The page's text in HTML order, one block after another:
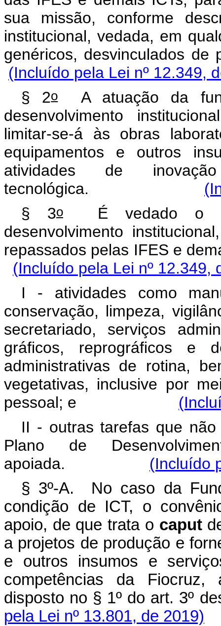
sua missão, conforme
institucional, vedada, em
genéricos,
(Incluído pela Lei nº 12.349,
§ 2oA atuação da
desenvolvimento
limitar-se-á às obras
equipamentos e outros
atividades de
tecnológica.
§ 3o É vedado o
desenvolvimento
repassados pelas IFES e
(Incluído pela Lei nº 12.349,
I - atividades como
conservação, limpeza,
secretariado, serviços
gráficos, reprográficos e
administrativas de rotina,
vegetativas, inclusive por
pessoal; e
II - outras tarefas que
Plano de
apoiada. (Incluído
§ 3º-A. No caso da
condição de ICT, o
apoio, de que trata o caput
a projetos de produção e
e outros insumos e
competências da
disposto no § 1º do
pela Lei nº 13.801, de 2019)